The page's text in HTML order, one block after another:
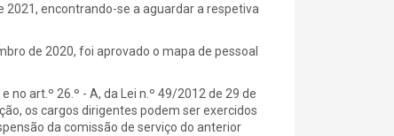
encontrando-se a aguardar a respetiva
de 2020, foi aprovado o mapa de pessoal
no art.º 26.º - A, da Lei n.º 49/2012 de 29 de
os cargos dirigentes podem ser exercidos
da comissão de serviço do anterior